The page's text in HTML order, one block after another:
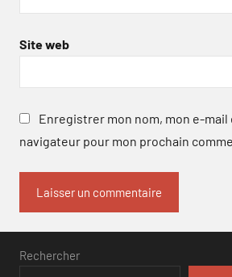
Site web
Enregistrer mon nom, mon e-mail
navigateur pour mon prochain
Rechercher